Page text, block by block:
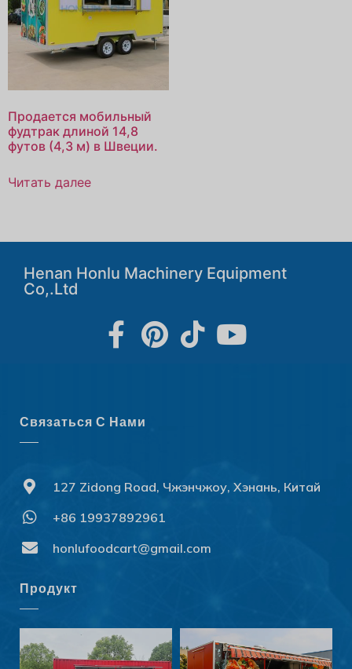
Продается мобильный
фудтрак длиной 14,8
футов (4,3 м) в Швеции.
Читать далее
Henan Honlu Machinery Equipment
Co,.Ltd
Связаться С Нами
127 Zidong Road, Чжэнчжоу, Хэнань, Китай
+86 19937892961
honlufoodcart@gmail.com
Продукт
Български
Slovenčina